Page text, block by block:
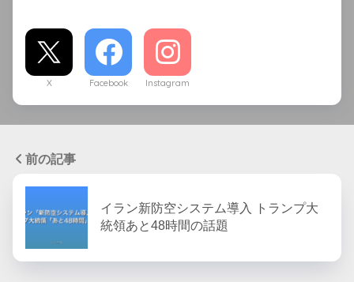
X Facebook Instagram
前の記事
イラン新防空システム導入 トランプ大
統領あと48時間の話題